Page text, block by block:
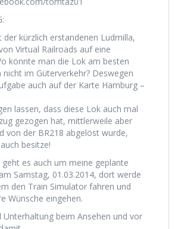
der kürzlich erstandenen Ludmilla,
Virtual Railroads auf eine
könnte man die Lok am besten
nicht im Güterverkehr? Deswegen
auch auf der Karte Hamburg –
lassen, dass diese Lok auch mal
gezogen hat, mittlerweile aber
von der BR218 abgelöst wurde,
besitze!
geht es auch um meine geplante
Samstag, 01.03.2014, dort werde
den Train Simulator fahren und
Wünsche eingehen.
Unterhaltung beim Ansehen und vor